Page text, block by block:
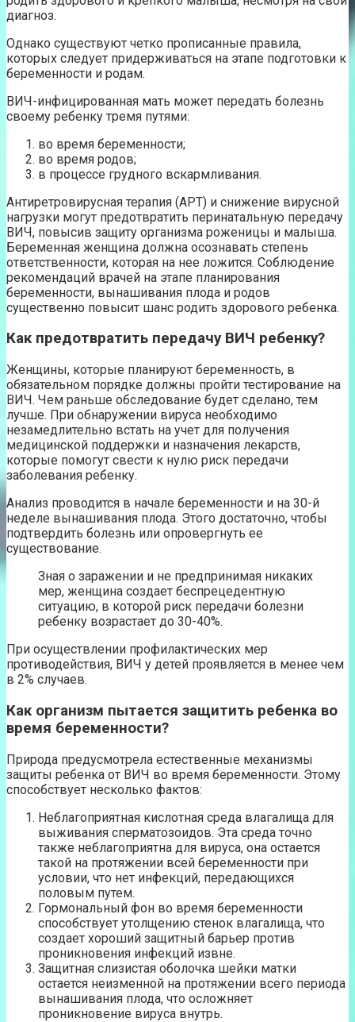
диагноз.
Однако существуют четко прописанные правила,
которых следует придерживаться на этапе подготовки к
беременности и родам.
ВИЧ-инфицированная мать может передать болезнь
своему ребенку тремя путями:
во время беременности;
во время родов;
в процессе грудного вскармливания.
Антиретровирусная терапия (АРТ) и снижение вирусной
нагрузки могут предотвратить перинатальную передачу
ВИЧ, повысив защиту организма роженицы и малыша.
Беременная женщина должна осознавать степень
ответственности, которая на нее ложится. Соблюдение
рекомендаций врачей на этапе планирования
беременности, вынашивания плода и родов
существенно повысит шанс родить здорового ребенка.
Как предотвратить передачу ВИЧ ребенку?
Женщины, которые планируют беременность, в
обязательном порядке должны пройти тестирование на
ВИЧ. Чем раньше обследование будет сделано, тем
лучше. При обнаружении вируса необходимо
незамедлительно встать на учет для получения
медицинской поддержки и назначения лекарств,
которые помогут свести к нулю риск передачи
заболевания ребенку.
Анализ проводится в начале беременности и на 30-й
неделе вынашивания плода. Этого достаточно, чтобы
подтвердить болезнь или опровергнуть ее
существование.
Зная о заражении и не предпринимая никаких
мер, женщина создает беспрецедентную
ситуацию, в которой риск передачи болезни
ребенку возрастает до 30-40%.
При осуществлении профилактических мер
противодействия, ВИЧ у детей проявляется в менее чем
в 2% случаев.
Как организм пытается защитить ребенка во
время беременности?
Природа предусмотрела естественные механизмы
защиты ребенка от ВИЧ во время беременности. Этому
способствует несколько фактов:
Неблагоприятная кислотная среда влагалища для
выживания сперматозоидов. Эта среда точно
также неблагоприятна для вируса, она остается
такой на протяжении всей беременности при
условии, что нет инфекций, передающихся
половым путем.
Гормональный фон во время беременности
способствует утолщению стенок влагалища, что
создает хороший защитный барьер против
проникновения инфекций извне.
Защитная слизистая оболочка шейки матки
остается неизменной на протяжении всего периода
вынашивания плода, что осложняет
проникновение вируса внутрь.